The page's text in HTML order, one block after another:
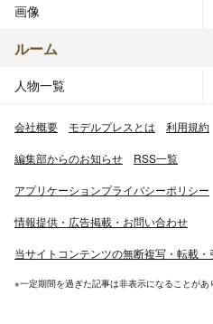
画像
ルーム
人物一覧
会社概要 モデルプレスとは 利用規約
編集部からのお知らせ RSS一覧
アプリケーションプライバシーポリシー
情報提供・広告掲載・お問い合わせ
当サイトコンテンツの無断複写・転載
※一定期間を過ぎた記事は非表示になることがあ